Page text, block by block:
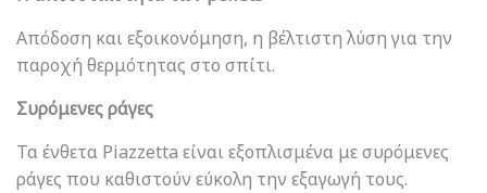
Απόδοση και εξοικονόμηση, η βέλτιστη λύση για την
παροχή θερμότητας στο σπίτι.
Συρόμενες ράγες
Τα ένθετα Piazzetta είναι εξοπλισμένα με συρόμενες
ράγες που καθιστούν εύκολη την εξαγωγή τους.